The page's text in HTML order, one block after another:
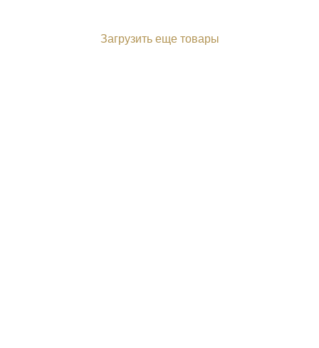
Загрузить еще товары